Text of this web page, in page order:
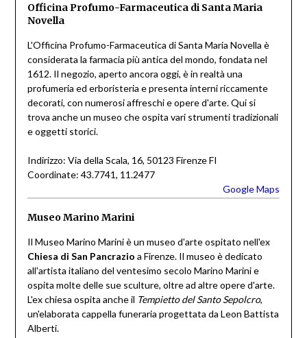
Officina Profumo-Farmaceutica di Santa Maria
Novella
L'Officina Profumo-Farmaceutica di Santa Maria Novella è
considerata la farmacia più antica del mondo, fondata nel
1612. Il negozio, aperto ancora oggi, è in realtà una
profumeria ed erboristeria e presenta interni riccamente
decorati, con numerosi affreschi e opere d'arte. Qui si
trova anche un museo che ospita vari strumenti tradizionali
e oggetti storici.
Indirizzo: Via della Scala, 16, 50123 Firenze FI
Coordinate: 43.7741, 11.2477
Google Maps
Museo Marino Marini
Il Museo Marino Marini è un museo d'arte ospitato nell'ex
Chiesa di San Pancrazio a Firenze. Il museo è dedicato
all'artista italiano del ventesimo secolo Marino Marini e
ospita molte delle sue sculture, oltre ad altre opere d'arte.
L'ex chiesa ospita anche il Tempietto del Santo Sepolcro,
un'elaborata cappella funeraria progettata da Leon Battista
Alberti.